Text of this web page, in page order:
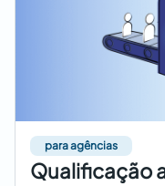
para agências
Qualificação